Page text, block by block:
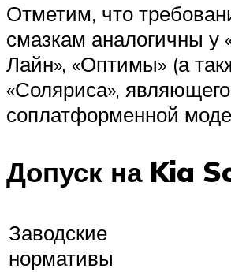
Отметим, что
смазкам аналогичны у
Лайн», «Оптимы» (а
«Соляриса»,
соплатформенной
Допуск на Kia
Заводские
нормативы